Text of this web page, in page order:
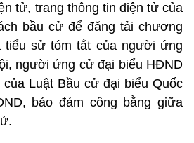
tử, trang thông tin điện tử của
bầu cử để đăng tải chương
tiểu sử tóm tắt của người ứng
người ứng cử đại biểu HĐND
Luật Bầu cử đại biểu Quốc
bảo đảm công bằng giữa